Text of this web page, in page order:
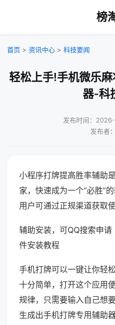
榜
首页 > 资讯中心 > 科技要闻
轻松上手!手机微乐
器-科
发布时间：
发布者
小程序打牌提高胜率辅助
家，快速成为一个“必胜”
用户可通过正规渠道获取使
辅助安装，可QQ搜索申
件安装教程
手机打牌可以一键让你轻
十分简单，打开这个应用
规律，只需要输入自己想
生成出手机打牌专用辅助